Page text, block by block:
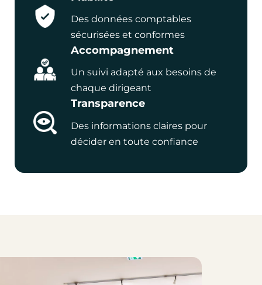
Des données comptables
sécurisées et conformes
Accompagnement
Un suivi adapté aux besoins de
chaque dirigeant
Transparence
Des informations claires pour
décider en toute confiance